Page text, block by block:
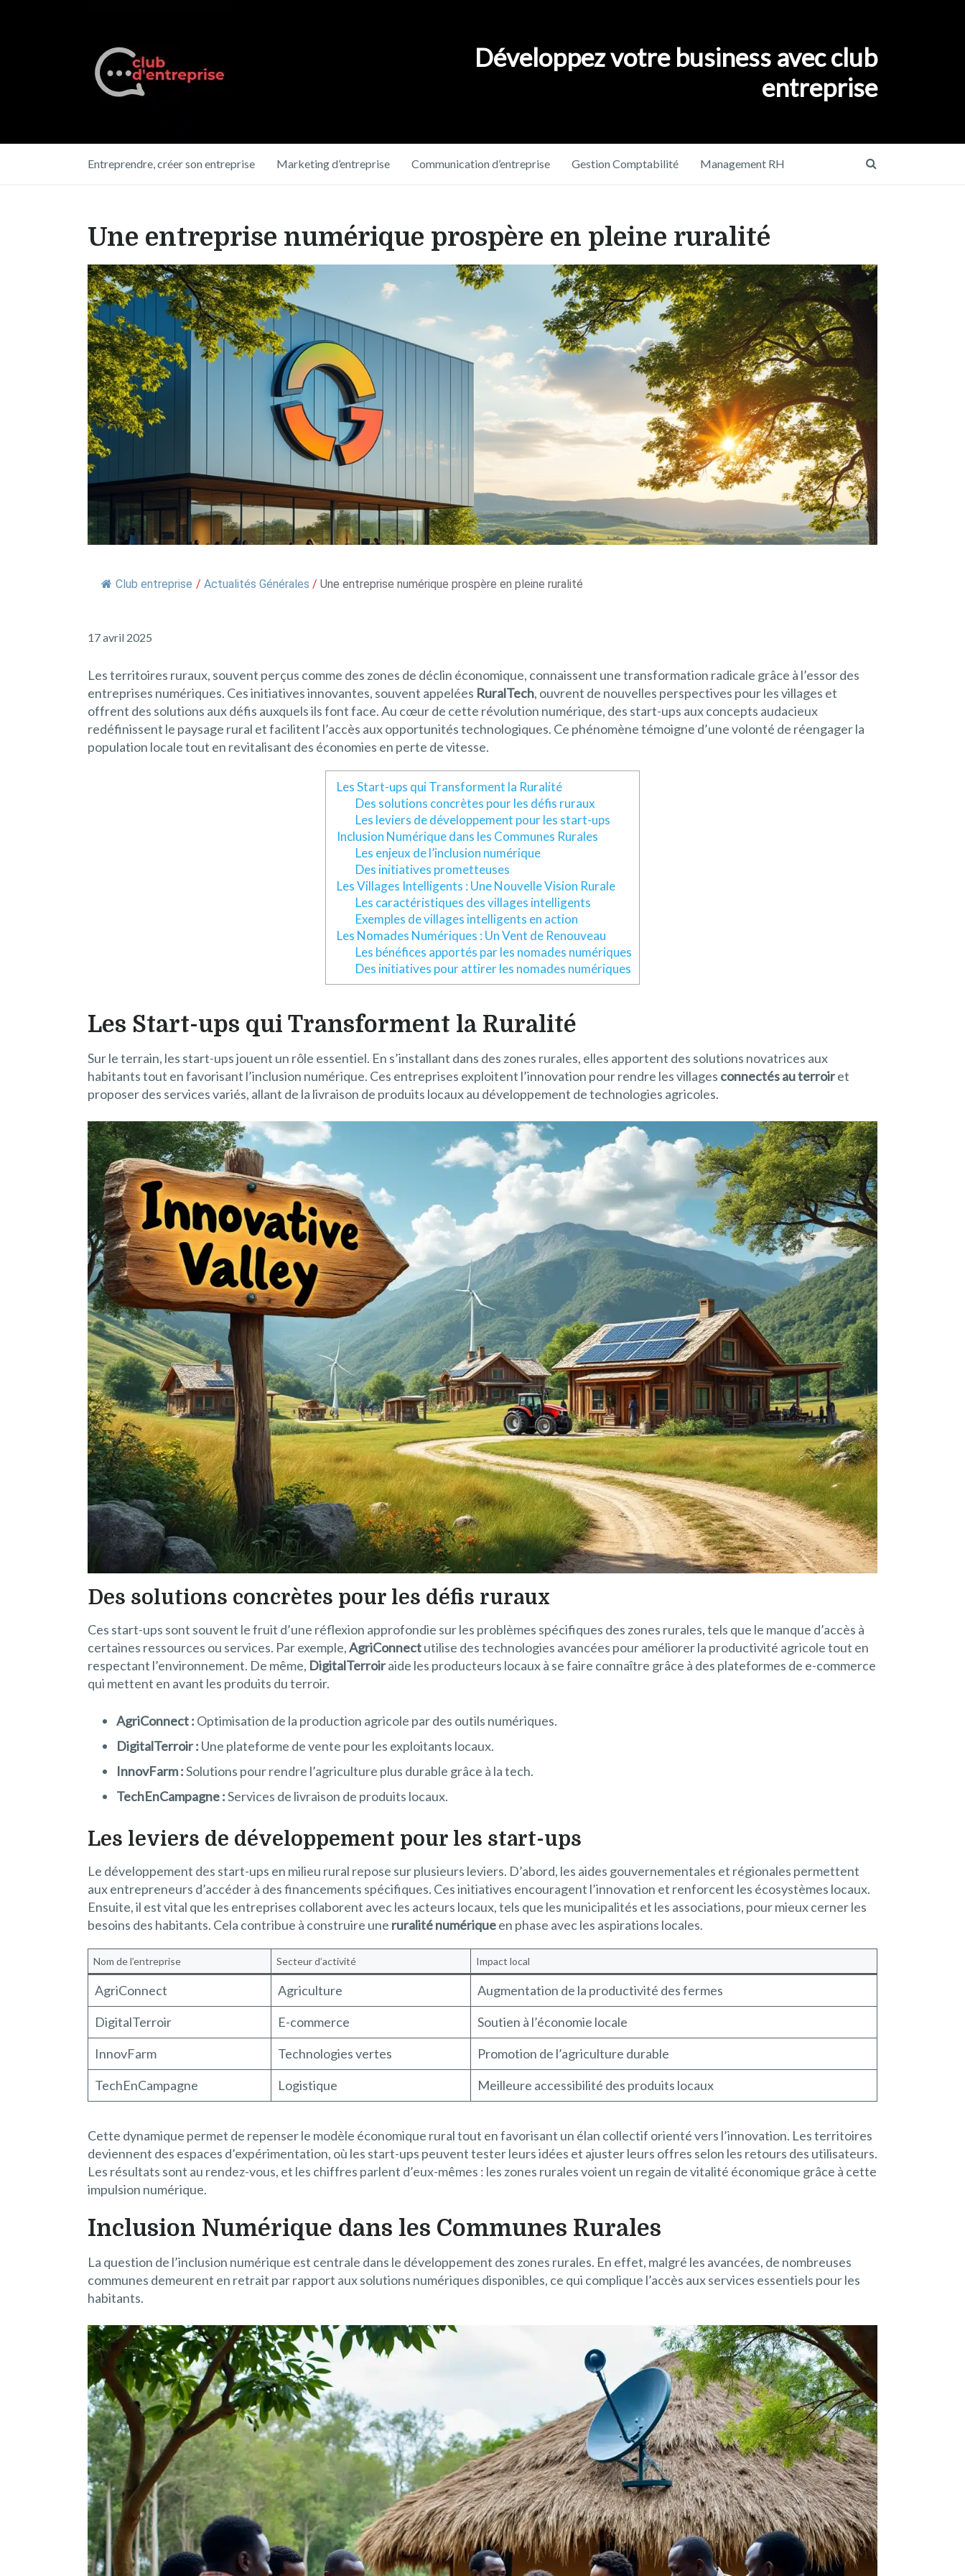
Développez votre business avec club
entreprise
Entreprendre, créer son entreprise Marketing d’entreprise Communication d’entreprise Gestion Comptabilité Management RH
Une entreprise numérique prospère en pleine ruralité
Club entreprise / Actualités Générales / Une entreprise numérique prospère en pleine ruralité
17 avril 2025
Les territoires ruraux, souvent perçus comme des zones de déclin économique, connaissent une transformation radicale grâce à l’essor des
entreprises numériques. Ces initiatives innovantes, souvent appelées RuralTech, ouvrent de nouvelles perspectives pour les villages et
offrent des solutions aux défis auxquels ils font face. Au cœur de cette révolution numérique, des start-ups aux concepts audacieux
redéfinissent le paysage rural et facilitent l’accès aux opportunités technologiques. Ce phénomène témoigne d’une volonté de réengager la
population locale tout en revitalisant des économies en perte de vitesse.
Les Start-ups qui Transforment la Ruralité
Des solutions concrètes pour les défis ruraux
Les leviers de développement pour les start-ups
Inclusion Numérique dans les Communes Rurales
Les enjeux de l’inclusion numérique
Des initiatives prometteuses
Les Villages Intelligents : Une Nouvelle Vision Rurale
Les caractéristiques des villages intelligents
Exemples de villages intelligents en action
Les Nomades Numériques : Un Vent de Renouveau
Les bénéfices apportés par les nomades numériques
Des initiatives pour attirer les nomades numériques
Les Start-ups qui Transforment la Ruralité
Sur le terrain, les start-ups jouent un rôle essentiel. En s’installant dans des zones rurales, elles apportent des solutions novatrices aux
habitants tout en favorisant l’inclusion numérique. Ces entreprises exploitent l’innovation pour rendre les villages connectés au terroiret
proposer des services variés, allant de la livraison de produits locaux au développement de technologies agricoles.
Des solutions concrètes pour les défis ruraux
Ces start-ups sont souvent le fruit d’une réflexion approfondie sur les problèmes spécifiques des zones rurales, tels que le manque d’accès à
certaines ressources ou services. Par exemple,AgriConnectutilise des technologies avancées pour améliorer la productivité agricole tout en
respectant l’environnement. De même, DigitalTerroiraide les producteurs locaux à se faire connaître grâce à des plateformes de e-commerce
qui mettent en avant les produits du terroir.
AgriConnect : Optimisation de la production agricole par des outils numériques.
DigitalTerroir : Une plateforme de vente pour les exploitants locaux.
InnovFarm :Solutions pour rendre l’agriculture plus durable grâce à la tech.
TechEnCampagne :Services de livraison de produits locaux.
Les leviers de développement pour les start-ups
Le développement des start-ups en milieu rural repose sur plusieurs leviers. D’abord, les aides gouvernementales et régionales permettent
aux entrepreneurs d’accéder à des financements spécifiques. Ces initiatives encouragent l’innovation et renforcent les écosystèmes locaux.
Ensuite, il est vital que les entreprises collaborent avec les acteurs locaux, tels que les municipalités et les associations, pour mieux cerner les
besoins des habitants. Cela contribue à construire une ruralité numériqueen phase avec les aspirations locales.
Nom de l’entreprise Secteur d’activité Impact local
AgriConnect Agriculture
Augmentation de la productivité des fermes
DigitalTerroir
E-commerce
Soutien à l’économie locale
InnovFarm
Technologies vertes
Promotion de l’agriculture durable
TechEnCampagne
Logistique Meilleure accessibilité des produits locaux
Cette dynamique permet de repenser le modèle économique rural tout en favorisant un élan collectif orienté vers l’innovation. Les territoires
deviennent des espaces d’expérimentation, où les start-ups peuvent tester leurs idées et ajuster leurs offres selon les retours des utilisateurs.
Les résultats sont au rendez-vous, et les chiffres parlent d’eux-mêmes : les zones rurales voient un regain de vitalité économique grâce à cette
impulsion numérique.
Inclusion Numérique dans les Communes Rurales
La question de l’inclusion numérique est centrale dans le développement des zones rurales. En effet, malgré les avancées, de nombreuses
communes demeurent en retrait par rapport aux solutions numériques disponibles, ce qui complique l’accès aux services essentiels pour les
habitants.